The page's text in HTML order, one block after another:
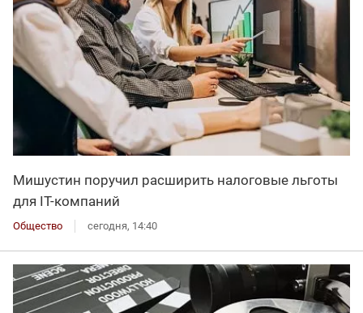
Мишустин поручил расширить налоговые льготы
для IT-компаний
Общество сегодня, 14:40